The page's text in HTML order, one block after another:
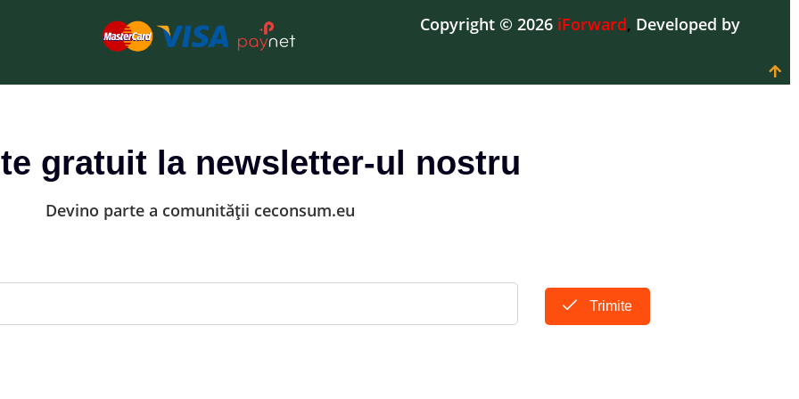
Copyright © 2026 iForward, Developed by
gratuit la newsletter-ul nostru
Devino parte a comunității ceconsum.eu
Trimite